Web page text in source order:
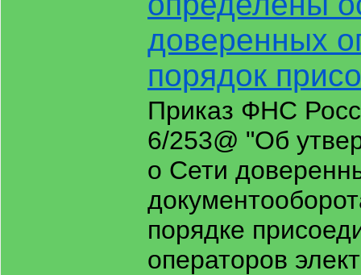
доверенных
порядок
Приказ ФНС
6/253@ "Об
о Сети
порядке
операторов